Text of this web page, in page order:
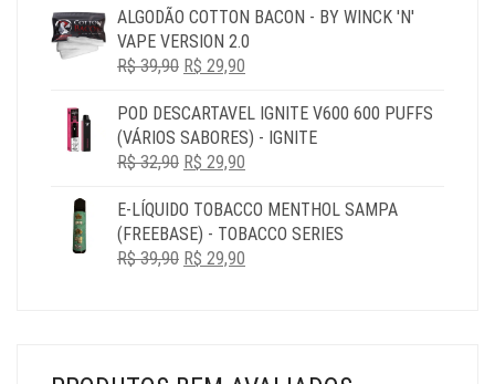
R$ 29,90
ALGODÃO COTTON BACON - BY WINCK 'N'
VAPE VERSION 2.0
R$39,90 O
ORIGINAL
ERA:
R$ 39,90.
R$ 29,90
ATUAL
É:
POD DESCARTAVEL IGNITE V600 600 PUFFS
(VÁRIOS SABORES) - IGNITE
R$32,90 O
ORIGINAL
ERA:
R$ 32,90.
R$ 29,90
ATUAL
É:
E-LÍQUIDO TOBACCO MENTHOL SAMPA
(FREEBASE) - TOBACCO SERIES
R$39,90 OR$ 29,90